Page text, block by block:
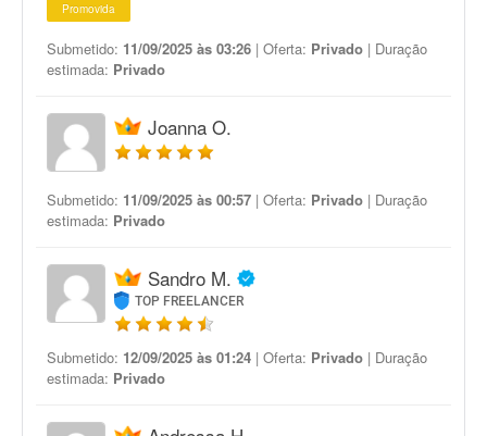
Promovida
Submetido: 11/09/2025 às 03:26 | Oferta: Privado | Duração
estimada: Privado
Joanna O.
Submetido: 11/09/2025 às 00:57 | Oferta: Privado | Duração
estimada: Privado
Sandro M.
TOP FREELANCER
Submetido: 12/09/2025 às 01:24 | Oferta: Privado | Duração
estimada: Privado